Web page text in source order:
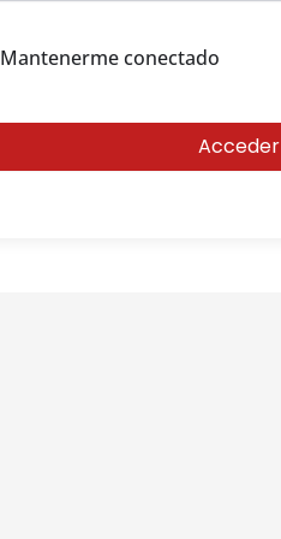
Mantenerme conectado
Acceder